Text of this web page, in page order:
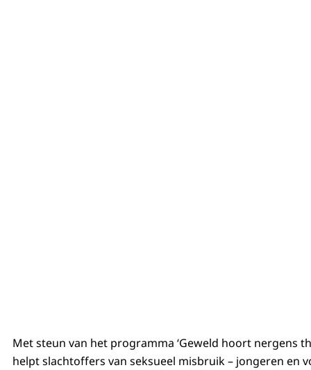
Met steun van het programma ‘Geweld hoort nergens
helpt slachtoffers van seksueel misbruik – jongeren en